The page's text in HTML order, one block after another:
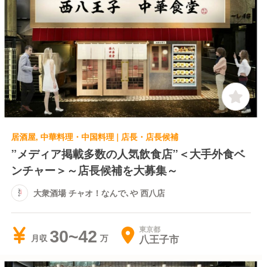
居酒屋, 中華料理・中国料理 | 店長・店長候補
”メディア掲載多数の人気飲食店”＜大手外食ベ
ンチャー＞～店長候補を大募集～
大衆酒場 チャオ！なんで､や 西八店
月収 30~42 東京都
八王子市